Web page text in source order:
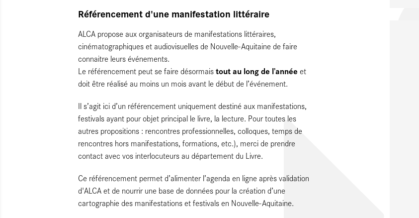
Référencement d'une manifestation littéraire
ALCA propose aux organisateurs de manifestations littéraires,
cinématographiques et audiovisuelles de Nouvelle-Aquitaine de faire
connaitre leurs événements.
Le référencement peut se faire désormaistout au long de l’année et
doit être réalisé au moins un mois avant le début de l’événement.
Il s’agit ici d’un référencement uniquement destiné aux manifestations,
festivals ayant pour objet principal le livre, la lecture. Pour toutes les
autres propositions : rencontres professionnelles, colloques, temps de
rencontres hors manifestations, formations, etc.), merci de prendre
contact avec vos interlocuteurs au département du Livre.
Ce référencement permet d’alimenter l’agenda en ligne après validation
d'ALCA et de nourrir une base de données pour la création d’une
cartographie des manifestations et festivals en Nouvelle-Aquitaine.